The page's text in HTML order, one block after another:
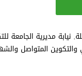
, نيابة مديرية الجامعة
والتكوين المتواصل